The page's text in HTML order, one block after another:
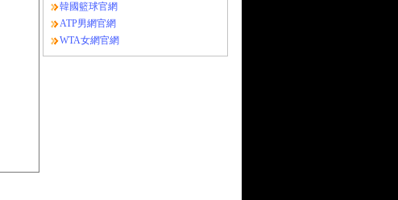
韓國籃球官網
ATP男網官網
WTA女網官網